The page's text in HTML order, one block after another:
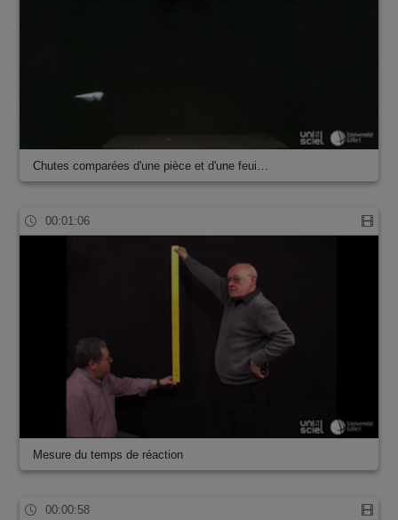
Chutes comparées d'une pièce et d'une feui…
00:01:06
Mesure du temps de réaction
00:00:58